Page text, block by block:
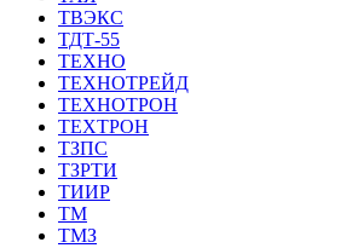
ТВЭКС
ТДТ-55
ТЕХНО
ТЕХНОТРЕЙД
ТЕХНОТРОН
ТЕХТРОН
ТЗПС
ТЗРТИ
ТИИР
ТМ
ТМЗ